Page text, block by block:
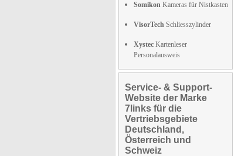
Somikon Kameras für Nistkasten
VisorTech Schliesszylinder
Xystec Kartenleser
Personalausweis
Service- & Support-
Website der Marke
7links für die
Vertriebsgebiete
Deutschland,
Österreich und
Schweiz